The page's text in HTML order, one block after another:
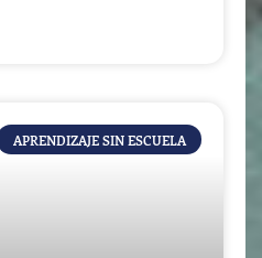
APRENDIZAJE SIN ESCUELA